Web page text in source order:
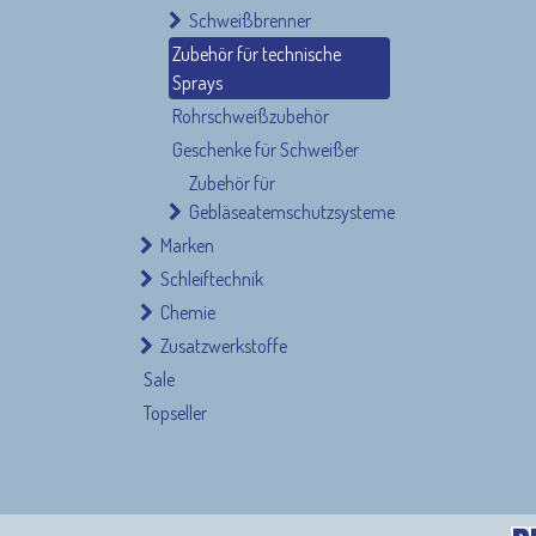
Schweißbrenner
Zubehör für technische
Sprays
Rohrschweißzubehör
Geschenke für Schweißer
Zubehör für
Gebläseatemschutzsysteme
Marken
Schleiftechnik
Chemie
Zusatzwerkstoffe
Sale
Topseller
Nützliche Links
Home
Produkte
Blog
Kundenservice (FAQ)